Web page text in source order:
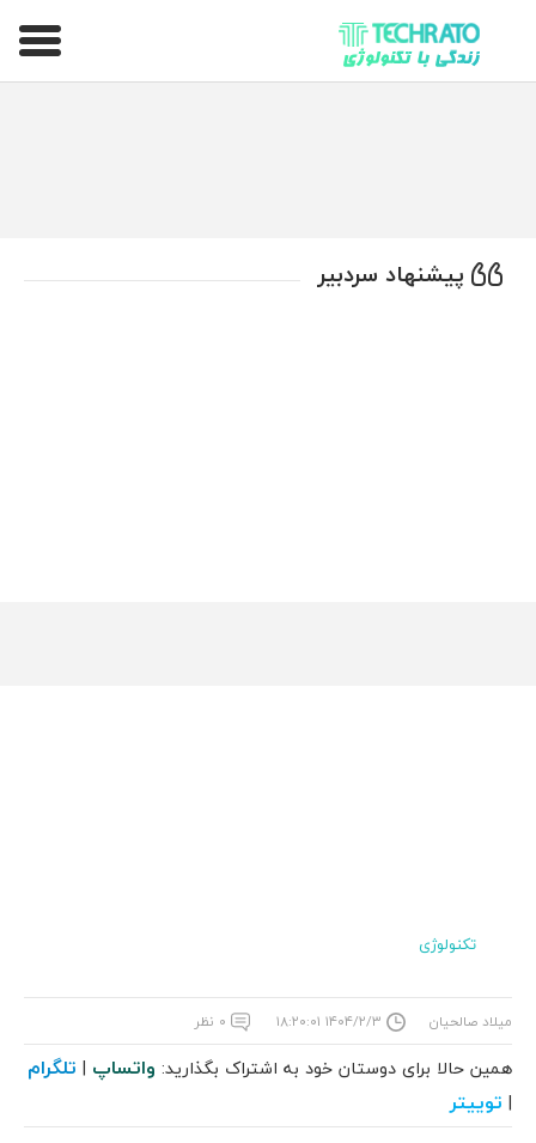
تکراتو – زندگی با تکنولوژی
پیشنهاد سردبیر
تکنولوژی
میلاد صالحیان ۱۴۰۴/۲/۳ ۱۸:۲۰:۰۱ ۰ نظر
همین حالا برای دوستان خود به اشتراک بگذارید: واتساپ | تلگرام
| توییتر